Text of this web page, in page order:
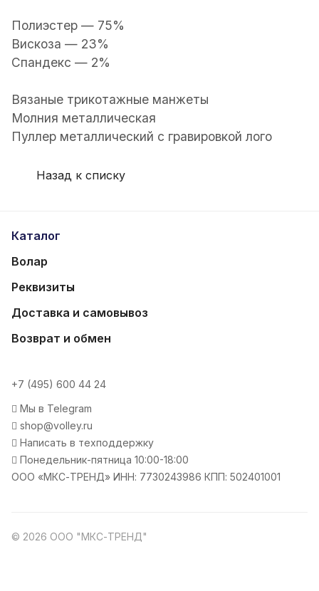
Полиэстер — 75%
Вискоза — 23%
Спандекс — 2%
Вязаные трикотажные манжеты
Молния металлическая
Пуллер металлический с гравировкой лого
Назад к списку
Каталог
Волар
Реквизиты
Доставка и самовывоз
Возврат и обмен
+7 (495) 600 44 24
Мы в Telegram
shop@volley.ru
Написать в техподдержку
Понедельник-пятница 10:00-18:00
ООО «МКС-ТРЕНД» ИНН: 7730243986 КПП: 502401001
© 2026 ООО "МКС-ТРЕНД"